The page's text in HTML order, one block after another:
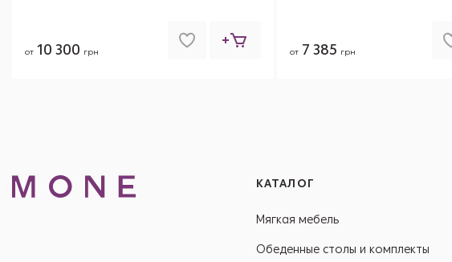
от 10 300 грн от 7 385 грн
КАТАЛОГ
Мягкая мебель
Обеденные столы и комплекты